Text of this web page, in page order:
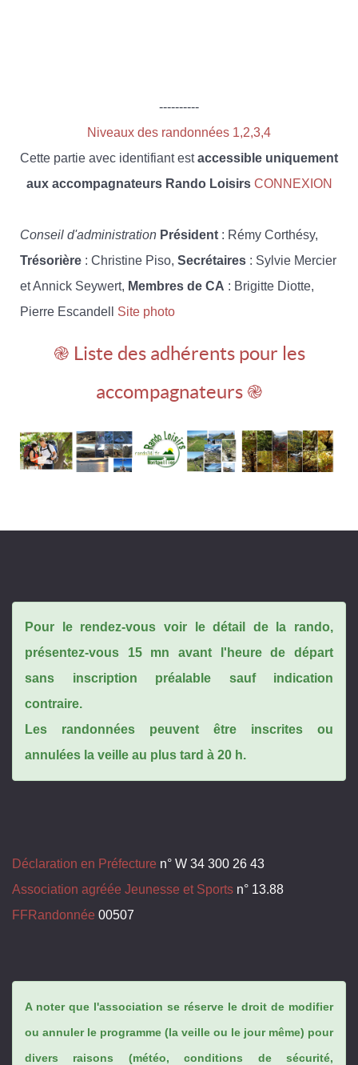
----------
Niveaux des randonnées 1,2,3,4
Cette partie avec identifiant estaccessible uniquement
aux accompagnateurs Rando Loisirs CONNEXION
Conseil d'administration Président : Rémy Corthésy,
Trésorière : Christine Piso, Secrétaires : Sylvie Mercier
et Annick Seywert, Membres de CA : Brigitte Diotte,
Pierre Escandell Site photo
֎ Liste des adhérents pour les
accompagnateurs ֎
Pour le rendez-vous voir le détail de la rando,
présentez-vous 15 mn avant l'heure de départ
sans inscription préalable sauf indication
contraire.
Les randonnées peuvent être inscrites ou
annulées la veille au plus tard à 20 h.
Déclaration en Préfecture n° W 34 300 26 43
Association agréée Jeunesse et Sports n° 13.88
FFRandonnée 00507
A noter que l'association se réserve le droit de modifier
ou annuler le programme (la veille ou le jour même) pour
divers raisons (météo, conditions de sécurité,